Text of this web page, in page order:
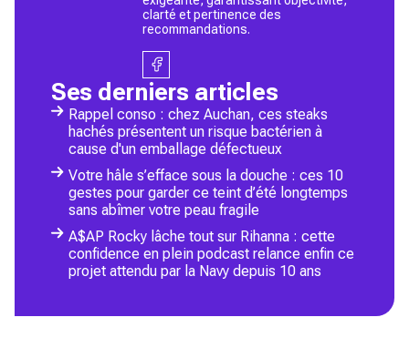
clarté et pertinence des
recommandations.
Ses derniers articles
Rappel conso : chez Auchan, ces steaks
hachés présentent un risque bactérien à
cause d'un emballage défectueux
Votre hâle s’efface sous la douche : ces 10
gestes pour garder ce teint d’été longtemps
sans abîmer votre peau fragile
A$AP Rocky lâche tout sur Rihanna : cette
confidence en plein podcast relance enfin ce
projet attendu par la Navy depuis 10 ans